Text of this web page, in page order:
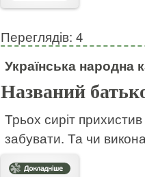
Переглядів: 4
Українська народна
Названий
Трьох сиріт
забувати. Та чи